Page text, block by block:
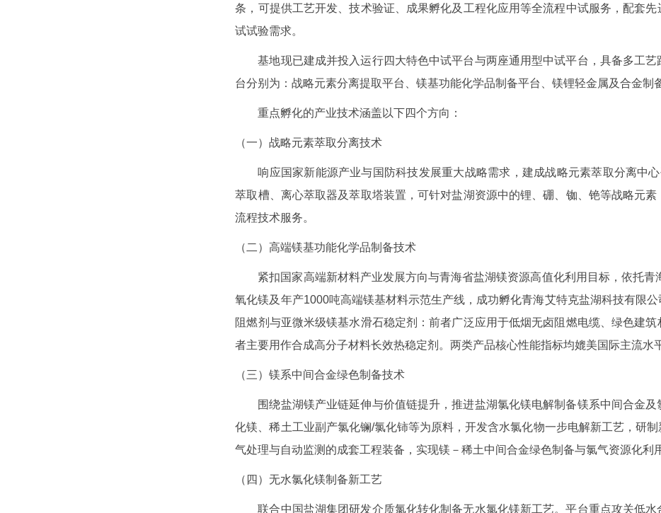
条，可提供工艺开发、技术验证、成果孵化及工程化应用等全流程中试服务，配套
试试验需求。
基地现已建成并投入运行四大特色中试平台与两座通用型中试平台，具备多工
台分别为：战略元素分离提取平台、镁基功能化学品制备平台、镁锂轻金属及合金制
重点孵化的产业技术涵盖以下四个方向：
（一）战略元素萃取分离技术
响应国家新能源产业与国防科技发展重大战略需求，建成战略元素萃取分离中
萃取槽、离心萃取器及萃取塔装置，可针对盐湖资源中的锂、硼、铷、铯等战略元
流程技术服务。
（二）高端镁基功能化学品制备技术
紧扣国家高端新材料产业发展方向与青海省盐湖镁资源高值化利用目标，依托
氧化镁及年产1000吨高端镁基材料示范生产线，成功孵化青海艾特克盐湖科技有限
阻燃剂与亚微米级镁基水滑石稳定剂：前者广泛应用于低烟无卤阻燃电缆、绿色建
者主要用作合成高分子材料长效热稳定剂。两类产品核心性能指标均媲美国际主流水
（三）镁系中间合金绿色制备技术
围绕盐湖镁产业链延伸与价值链提升，推进盐湖氯化镁电解制备镁系中间合金
化镁、稀土工业副产氯化镧/氯化铈等为原料，开发含水氯化物一步电解新工艺，研
气处理与自动监测的成套工程装备，实现镁－稀土中间合金绿色制备与氯气资源化利
（四）无水氯化镁制备新工艺
联合中国盐湖集团研发介质氯化转化制备无水氯化镁新工艺。平台重点攻关低